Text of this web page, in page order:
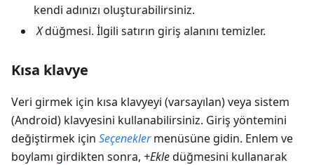
kendi adınızı oluşturabilirsiniz.
Xdüğmesi. İlgili satırın giriş alanını temizler.
Kısa klavye
Veri girmek için kısa klavyeyi (varsayılan) veya sistem
(Android) klavyesini kullanabilirsiniz. Giriş yöntemini
değiştirmek için Seçeneklermenüsüne gidin. Enlem ve
boylamı girdikten sonra, +Ekledüğmesini kullanarak